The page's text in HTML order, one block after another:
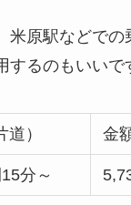
米原駅などでの
するのもいいで
道） 金
分～